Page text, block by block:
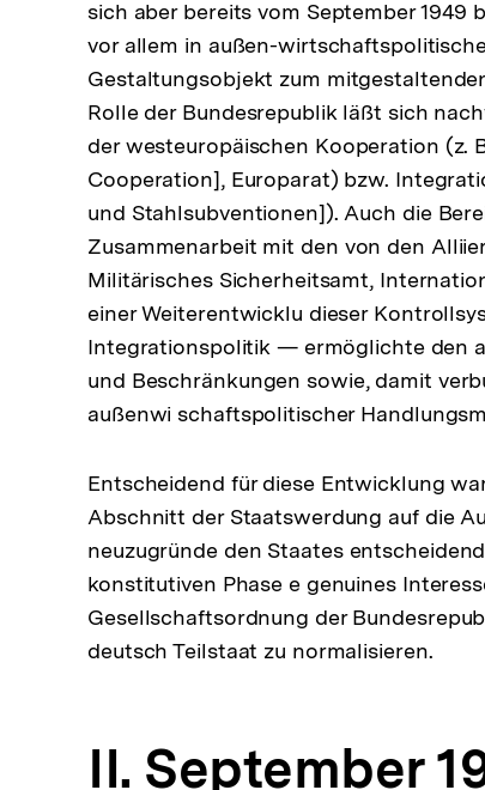
sich aber bereits vom September 1949
vor allem in außen-
Gestaltungsobjekt zum
Rolle der Bundesrepublik läßt sich
der westeuropäischen Kooperation (z.
Cooperation], Europarat) bzw.
und Stahlsubventionen]). Auch die
Zusammenarbeit mit den von den
Militärisches Sicherheitsamt,
einer Weiterentwicklu dieser
Integrationspolitik — ermöglichte den
und Beschränkungen sowie, damit
außenwi schaftspolitischer
Entscheidend für diese Entwicklung
Abschnitt der Staatswerdung auf die
neuzugründe den Staates
konstitutiven Phase e genuines
Gesellschaftsordnung der
deutsch Teilstaat zu normalisieren.
II. September